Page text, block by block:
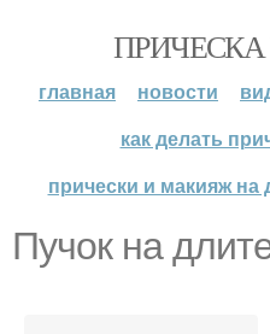
главная новости
как делать
прически и макияж на
Пучок на